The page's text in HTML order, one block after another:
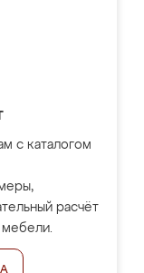
с каталогом
расчёт